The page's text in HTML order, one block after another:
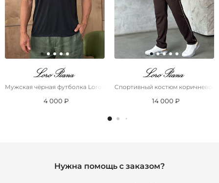
Мужская чёрная футболка Loro Piana logo-embroidered
4 000 ₽
Спортивный костюм
14 000 ₽
Нужна помощь с заказом?